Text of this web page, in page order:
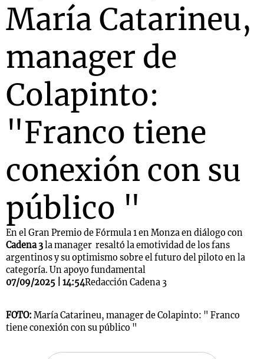
María Catarineu,
manager de
Colapinto:
"Franco tiene
conexión con su
público "
En el Gran Premio de Fórmula 1 en Monza en diálogo con
Cadena 3la manager resaltó la emotividad de los fans
argentinos y su optimismo sobre el futuro del piloto en la
categoría. Un apoyo fundamental
07/09/2025 | 14:54Redacción Cadena 3
FOTO: María Catarineu, manager de Colapinto: " Franco
tiene conexión con su público "